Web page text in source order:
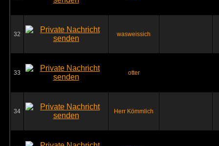
32 wasweissich
33 otter
34 Herr Kömmlich